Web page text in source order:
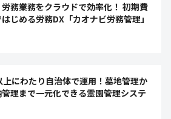
務業務をクラウドで効率化！ 初期費
じめる労務DX「カオナビ労務管理」
上にわたり自治体で運用！墓地管理か
管理まで一元化できる霊園管理システ